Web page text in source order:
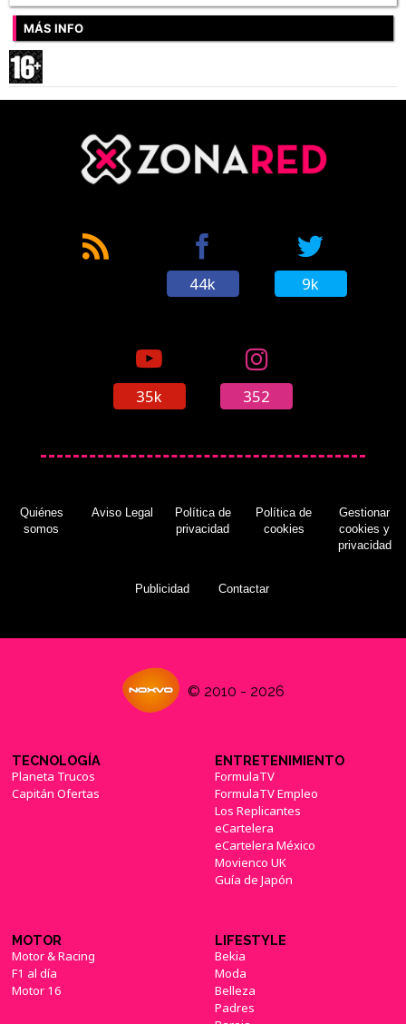
MÁS INFO
44k 9k
35k 352
Quiénes
somos
Aviso Legal
Política de
privacidad
Política de
cookies
Gestionar
cookies y
privacidad
Publicidad Contactar
© 2010 - 2026
TECNOLOGÍA
Planeta Trucos
Capitán Ofertas
ENTRETENIMIENTO
FormulaTV
FormulaTV Empleo
Los Replicantes
eCartelera
eCartelera México
Movienco UK
Guía de Japón
MOTOR
Motor & Racing
F1 al día
Motor 16
LIFESTYLE
Bekia
Moda
Belleza
Padres